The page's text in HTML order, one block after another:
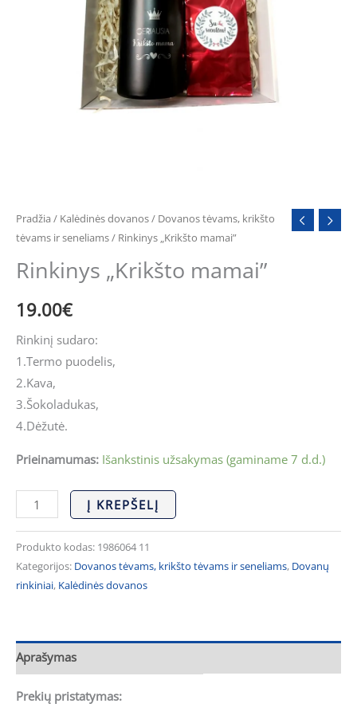
Pradžia / Kalėdinės dovanos/ Dovanos tėvams, krikšto
tėvams ir seneliams/ Rinkinys „Krikšto mamai”
Rinkinys „Krikšto mamai”
19.00€
Rinkinį sudaro:
1.Termo puodelis,
2.Kava,
3.Šokoladukas,
4.Dėžutė.
Prieinamumas: Išankstinis užsakymas (gaminame 7 d.d.)
Į KREPŠELĮ
Produkto kodas: 1986064 11
Kategorijos: Dovanos tėvams, krikšto tėvams ir seneliams, Dovanų
rinkiniai, Kalėdinės dovanos
Aprašymas
Prekių pristatymas: